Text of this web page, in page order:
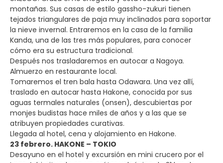
montañas. Sus casas de estilo gassho-zukuri tienen
tejados triangulares de paja muy inclinados para soportar
la nieve invernal. Entraremos en la casa de la familia
Kanda, una de las tres más populares, para conocer
cómo era su estructura tradicional.
Después nos trasladaremos en autocar a Nagoya.
Almuerzo en restaurante local.
Tomaremos el tren bala hasta Odawara. Una vez allí,
traslado en autocar hasta Hakone, conocida por sus
aguas termales naturales (onsen), descubiertas por
monjes budistas hace miles de años y a las que se
atribuyen propiedades curativas.
Llegada al hotel, cena y alojamiento en Hakone.
23 febrero. HAKONE – TOKIO
Desayuno en el hotel y excursión en mini crucero por el